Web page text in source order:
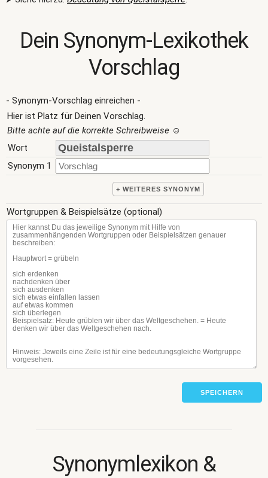
Dein Synonym-Lexikothek
Vorschlag
- Synonym-Vorschlag einreichen -
Hier ist Platz für Deinen Vorschlag.
Bitte achte auf die korrekte Schreibweise ☺
Wort
Synonym 1
+ WEITERES SYNONYM
Wortgruppen & Beispielsätze (optional)
SPEICHERN
Synonymlexikon &